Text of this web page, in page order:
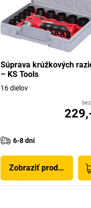
Súprava krúžkových
– KS Tools
16 dielov
6-8 dni
Zobraziť produkt